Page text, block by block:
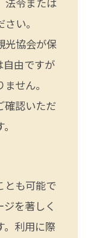
い。
光協会が保
自由ですが
せん。
確認いただ
とも可能で
を著しく
。利用に際